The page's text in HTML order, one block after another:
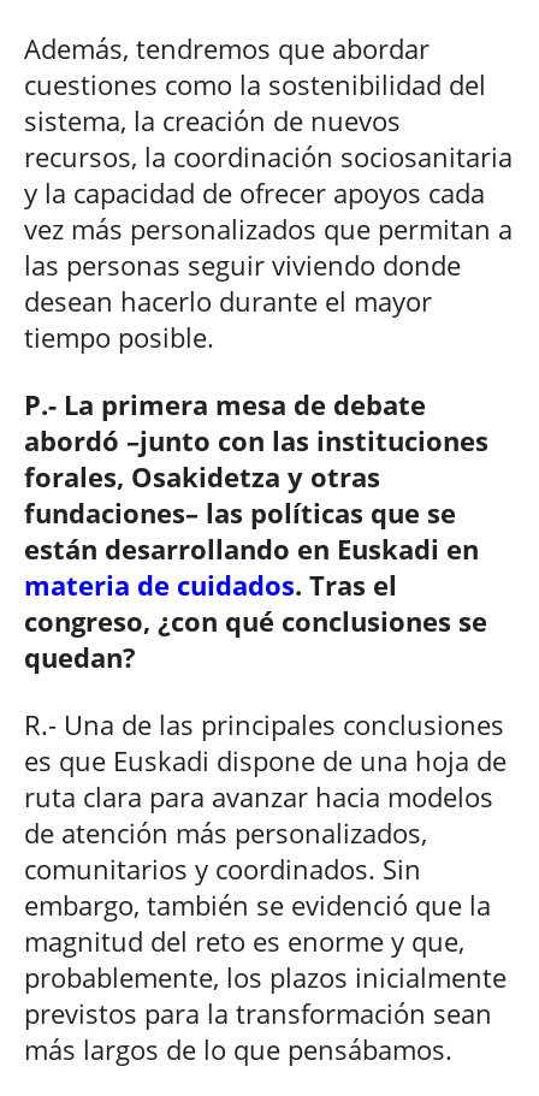
Además, tendremos que abordar
cuestiones como la sostenibilidad del
sistema, la creación de nuevos
recursos, la coordinación sociosanitaria
y la capacidad de ofrecer apoyos cada
vez más personalizados que permitan a
las personas seguir viviendo donde
desean hacerlo durante el mayor
tiempo posible.
P.- La primera mesa de debate
abordó –junto con las instituciones
forales, Osakidetza y otras
fundaciones– las políticas que se
están desarrollando en Euskadi en
materia de cuidados. Tras el
congreso, ¿con qué conclusiones se
quedan?
R.- Una de las principales conclusiones
es que Euskadi dispone de una hoja de
ruta clara para avanzar hacia modelos
de atención más personalizados,
comunitarios y coordinados. Sin
embargo, también se evidenció que la
magnitud del reto es enorme y que,
probablemente, los plazos inicialmente
previstos para la transformación sean
más largos de lo que pensábamos.